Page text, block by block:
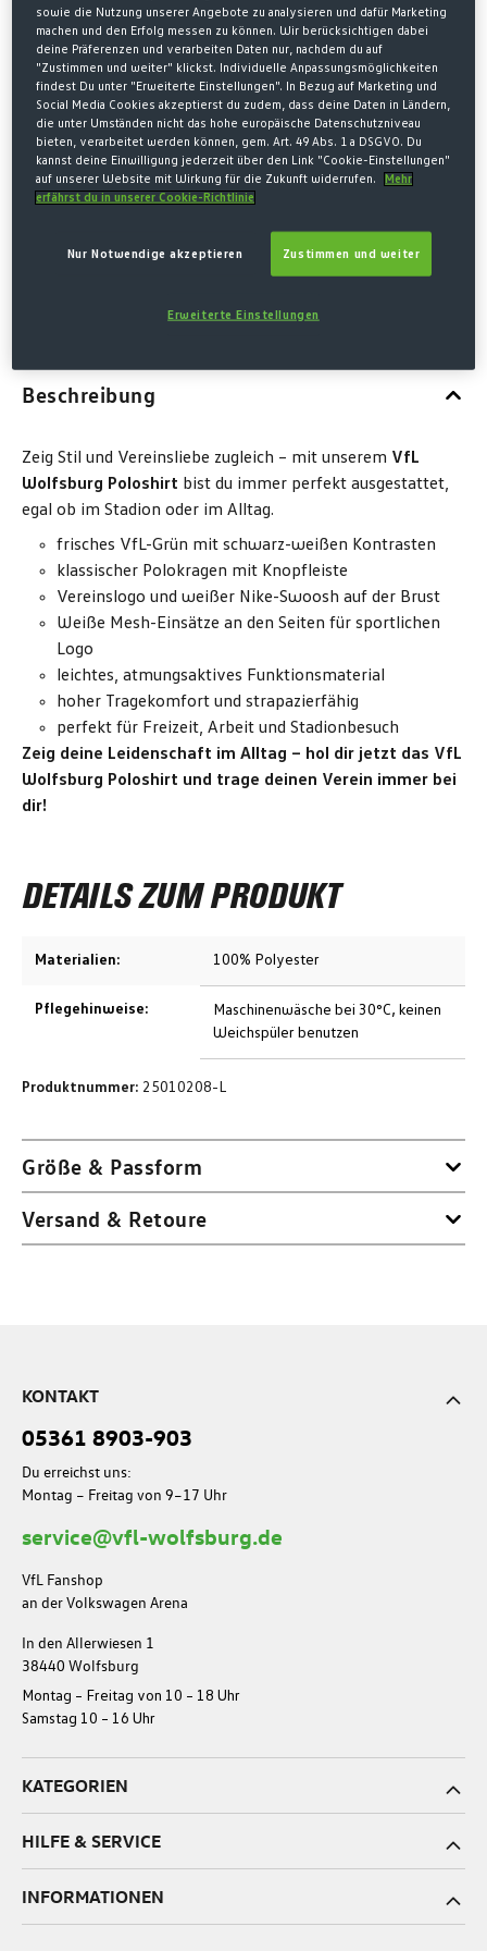
27,00 €*
40,00 € Letzter niedrigster Preis-33%
40,00 € Originalpreis
* Preise inkl. MwSt. zzgl. Versandkosten
Größe nicht mehr verfügbar
GRÖSSE AUSWÄHLEN
S(Diese Option ist zurzeit nicht verfügbar.)
M(Diese Option ist zurzeit nicht
L(Diese Option ist zurzeit
XL(Diese Option ist
XXL(Diese
Beschreibung
Zeig Stil und Vereinsliebe zugleich – mit unserem VfL
Wolfsburg Poloshirt bist du immer perfekt ausgestattet,
egal ob im Stadion oder im Alltag.
frisches VfL-Grün mit schwarz-weißen Kontrasten
klassischer Polokragen mit Knopfleiste
Vereinslogo und weißer Nike-Swoosh auf der Brust
Weiße Mesh-Einsätze an den Seiten für sportlichen
Logo
leichtes, atmungsaktives Funktionsmaterial
hoher Tragekomfort und strapazierfähig
perfekt für Freizeit, Arbeit und Stadionbesuch
Zeig deine Leidenschaft im Alltag – hol dir jetzt das VfL
Wolfsburg Poloshirt und trage deinen Verein immer bei
dir!
DETAILS ZUM PRODUKT
Materialien: 100% Polyester
Pflegehinweise:
Maschinenwäsche bei 30°C, keinen
Weichspüler benutzen
Produktnummer: 25010208-L
Größe & Passform
Versand & Retoure
KONTAKT
05361 8903-903
Du erreichst uns:
Montag – Freitag von 9–17 Uhr
service@vfl-wolfsburg.de
VfL Fanshop
an der Volkswagen Arena
In den Allerwiesen 1
38440 Wolfsburg
Montag – Freitag von 10 – 18 Uhr
Samstag 10 – 16 Uhr
KATEGORIEN
HILFE & SERVICE
INFORMATIONEN
sowie die Nutzung unserer Angebote zu analysieren und dafür Marketing
machen und den Erfolg messen zu können. Wir berücksichtigen dabei
deine Präferenzen und verarbeiten Daten nur, nachdem du auf
"Zustimmen und weiter" klickst. Individuelle Anpassungsmöglichkeiten
findest Du unter "Erweiterte Einstellungen". In Bezug auf Marketing und
Social Media Cookies akzeptierst du zudem, dass deine Daten in Ländern,
die unter Umständen nicht das hohe europäische Datenschutzniveau
bieten, verarbeitet werden können, gem. Art. 49 Abs. 1 a DSGVO. Du
kannst deine Einwilligung jederzeit über den Link "Cookie-Einstellungen"
auf unserer Website mit Wirkung für die Zukunft widerrufen.
Mehr
erfährst du in unserer Cookie-Richtlinie
Nur Notwendige akzeptieren Zustimmen und weiter
Erweiterte Einstellungen